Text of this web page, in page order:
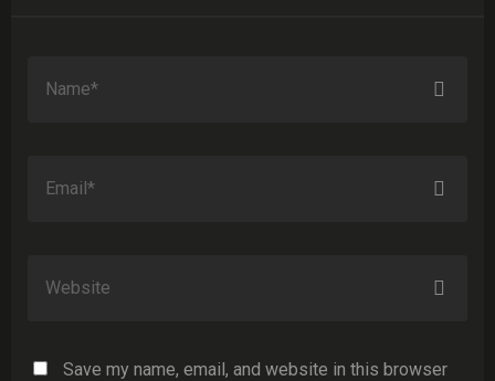
Save my name, email, and website in this browser